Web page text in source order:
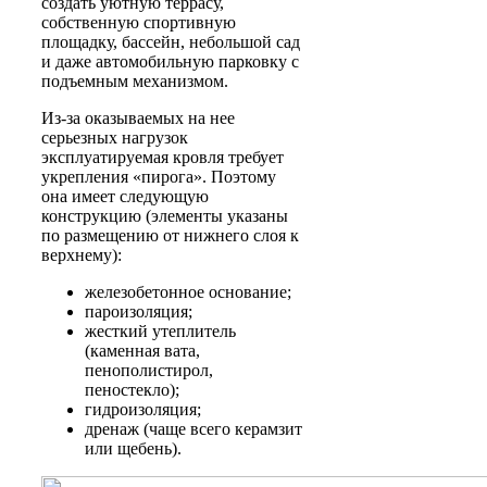
собственную спортивную
площадку, бассейн, небольшой сад
и даже автомобильную парковку с
подъемным механизмом.
Из-за оказываемых на нее
серьезных нагрузок
эксплуатируемая кровля требует
укрепления «пирога». Поэтому
она имеет следующую
конструкцию (элементы указаны
по размещению от нижнего слоя к
верхнему):
железобетонное основание;
пароизоляция;
жесткий утеплитель
(каменная вата,
пенополистирол,
пеностекло);
гидроизоляция;
дренаж (чаще всего керамзит
или щебень).